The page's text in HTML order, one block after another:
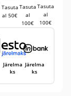
Tasuta
al 50€
Tasuta
al
100€
Tasuta
al
100€
Järelma
ks
Järelma
ks